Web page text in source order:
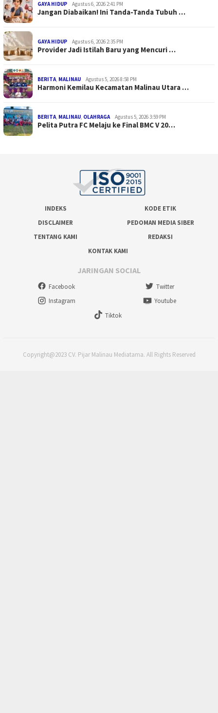
GAYA HIDUP Agustus 6, 2026 2:41 PM
Jangan Diabaikan! Ini Tanda-Tanda Tubuh …
GAYA HIDUP Agustus 6, 2026 2:35 PM
Provider Jadi Istilah Baru yang Mencuri …
BERITA, MALINAU Agustus 5, 2026 8:58 PM
Harmoni Kemilau Kecamatan Malinau Utara …
BERITA, MALINAU, OLAHRAGA Agustus 5, 2026 3:59 PM
Pelita Putra FC Melaju ke Final BMC V 20…
INDEKS
KODE ETIK
DISCLAIMER
PEDOMAN MEDIA SIBER
TENTANG KAMI
REDAKSI
KONTAK KAMI
JARINGAN SOCIAL
Facebook
Twitter
Instagram
Youtube
Tiktok
Copyright@2023 CV. Pijar Malinau Mediatama. All Rights Reserved